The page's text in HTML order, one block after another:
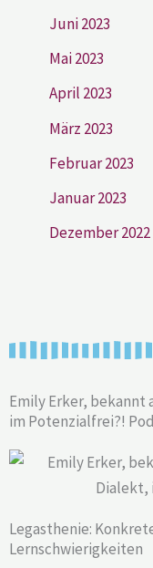
Juni 2023
Mai 2023
April 2023
März 2023
Februar 2023
Januar 2023
Dezember 2022
Emily Erker, bekannt
im Potenzialfrei?!
Legasthenie:
Lernschwierigkeiten